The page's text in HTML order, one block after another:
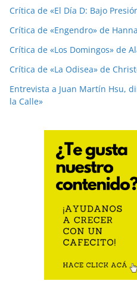
Crítica de «El Día D: Bajo
Crítica de «Engendro» de
Crítica de «Los Domingos» de
Crítica de «La Odisea» de
Entrevista a Juan Martín Hsu,
la Calle»